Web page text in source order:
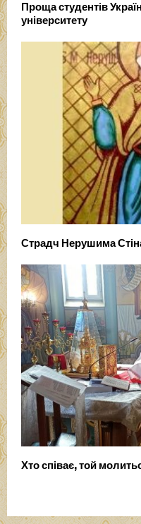
Проща студентів
університету
Страдч Нерушима
Хто співає, той